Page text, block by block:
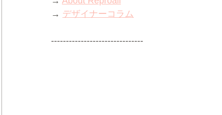
→ デザイナーコラム
-------------------------------